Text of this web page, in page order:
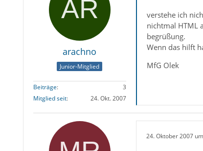
arachno
Junior-Mitglied
Beiträge
3
Mitglied seit
24. Okt. 2007
verstehe ich
nichtmal HTML
begrüßung.
Wenn das hilft
MfG Olek
24. Oktober 2007